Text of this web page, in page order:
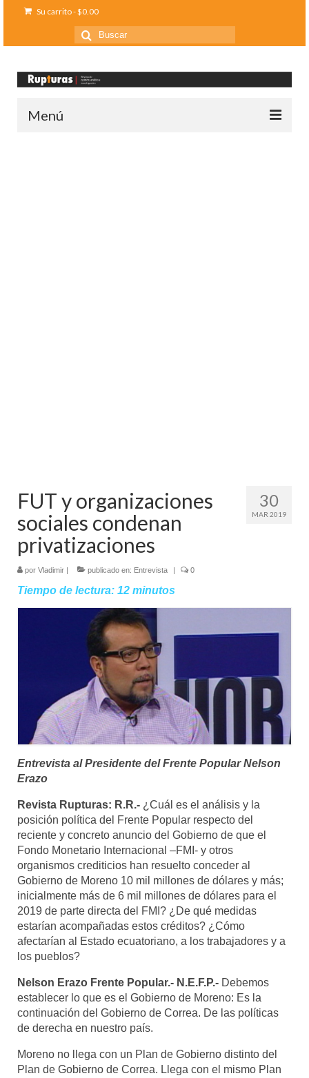
Su carrito-$0.00
Buscar
por:
Menú
30
MAR 2019
FUT y organizaciones
sociales condenan
privatizaciones
por Vladimir | publicado en: Entrevista | 0
Tiempo de lectura: 12 minutos
Entrevista al Presidente del Frente Popular Nelson
Erazo
Revista Rupturas: R.R.- ¿Cuál es el análisis y la
posición política del Frente Popular respecto del
reciente y concreto anuncio del Gobierno de que el
Fondo Monetario Internacional –FMI- y otros
organismos crediticios han resuelto conceder al
Gobierno de Moreno 10 mil millones de dólares y más;
inicialmente más de 6 mil millones de dólares para el
2019 de parte directa del FMI? ¿De qué medidas
estarían acompañadas estos créditos? ¿Cómo
afectarían al Estado ecuatoriano, a los trabajadores y a
los pueblos?
Nelson Erazo Frente Popular.- N.E.F.P.- Debemos
establecer lo que es el Gobierno de Moreno: Es la
continuación del Gobierno de Correa. De las políticas
de derecha en nuestro país.
Moreno no llega con un Plan de Gobierno distinto del
Plan de Gobierno de Correa. Llega con el mismo Plan